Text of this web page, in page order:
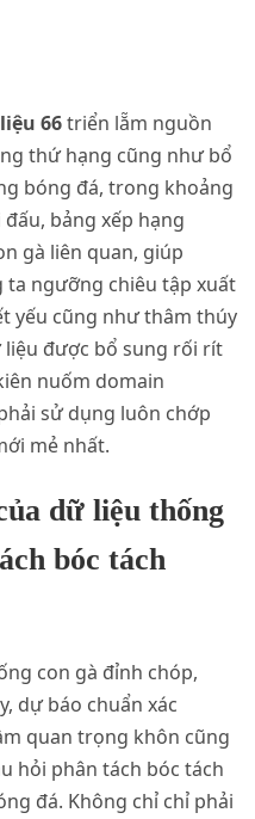
66triển lẵm nguồn
thứ hạng cũng như bổ
bóng đá, trong khoảng
bảng xếp hạng
gà liên quan, giúp
ngưỡng chiêu tập xuất
yếu cũng như thâm thúy
liệu được bổ sung rối rít
nuốm domain
sử dụng luôn chớp
mẻ nhất.
dữ liệu thống
bóc tách
quan trọng khôn cũng
hỏi phân tách bóc tách
đá. Không chỉ chỉ phải